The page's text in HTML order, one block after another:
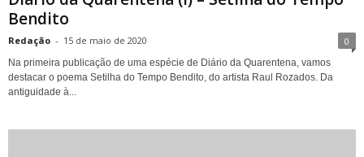
Bendito
Redação - 15 de maio de 2020 0
Na primeira publicação de uma espécie de Diário da Quarentena, vamos
destacar o poema Setilha do Tempo Bendito, do artista Raul Rozados. Da
antiguidade à...